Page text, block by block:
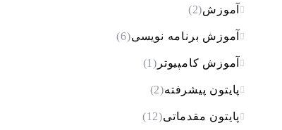
آموزش(2)
آموزش برنامه نویسی(6)
آموزش کامپیوتر (1)
پایتون پیشرفته(2)
پایتون مقدماتی(12)